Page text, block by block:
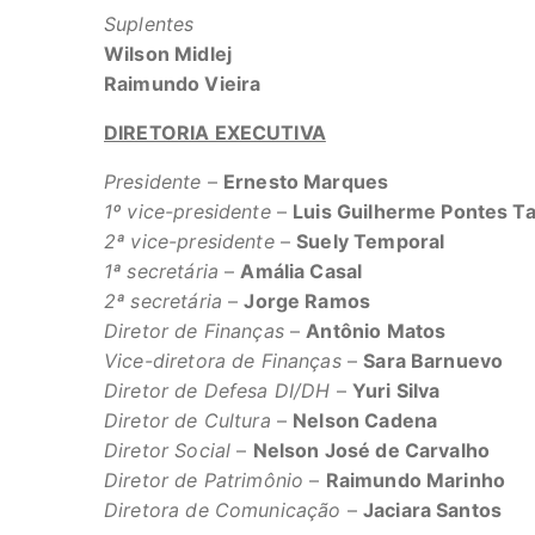
Suplentes
Wilson Midlej
Raimundo Vieira
DIRETORIA EXECUTIVA
Presidente – Ernesto Marques
1º vice-presidente– Luis Guilherme Pontes
2ª vice-presidente–Suely Temporal
1ª secretária –Amália Casal
2ª secretária –Jorge Ramos
Diretor de Finanças–Antônio Matos
Vice-diretora de Finanças–Sara Barnuevo
Diretor de Defesa DI/DH – Yuri Silva
Diretor de Cultura – Nelson Cadena
Diretor Social – Nelson José de Carvalho
Diretor de Patrimônio– Raimundo Marinho
Diretora de Comunicação – Jaciara Santos